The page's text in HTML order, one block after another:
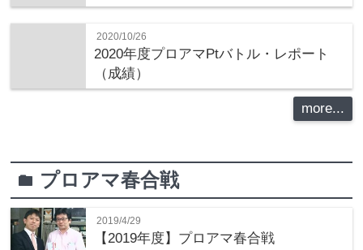
2020/10/26
2020年度プロアマPtバトル・レポート
（成績）
more...
folder プロアマ春合戦
2019/4/29
【2019年度】プロアマ春合戦